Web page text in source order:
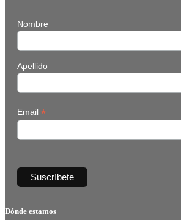
Nombre
Apellido
Email *
Dónde estamos